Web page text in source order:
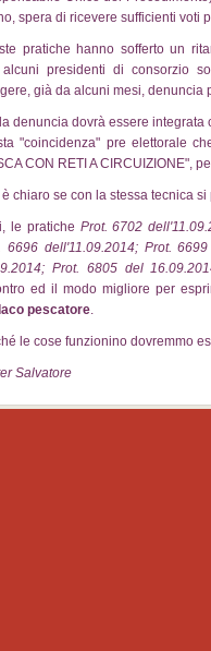
spera di ricevere sufficienti voti
pratiche hanno sofferto un
presidenti di consorzio
già da alcuni mesi, denuncia
denuncia dovrà essere integrata
"coincidenza" pre elettorale
CON RETI A CIRCUIZIONE",
è chiaro se con la stessa tecnica
le pratiche Prot. 6702
6696 dell'11.09.2014; Prot.
Prot. 6805 del
ed il modo migliore per
pescatore.
le cose funzionino dovremmo
Salvatore